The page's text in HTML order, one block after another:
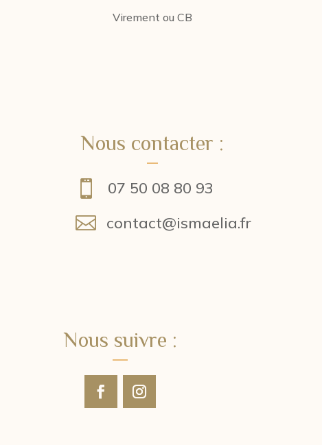
Virement ou CB
Nous contacter :
 07 50 08 80 93
 contact@ismaelia.fr
Nous suivre :